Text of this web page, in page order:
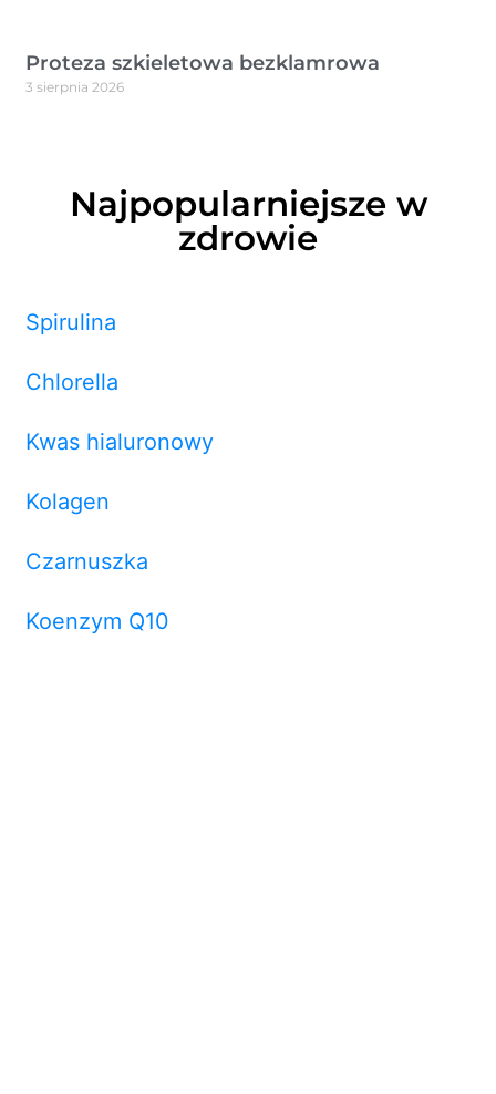
Proteza szkieletowa bezklamrowa
3 sierpnia 2026
Najpopularniejsze w
zdrowie
Spirulina
Chlorella
Kwas hialuronowy
Kolagen
Czarnuszka
Koenzym Q10